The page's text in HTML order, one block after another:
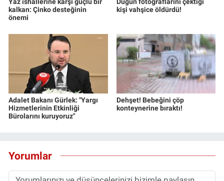
kalkan: Çinko desteğinin
önemi
kişi vahşice öldürdü!
Adalet Bakanı Gürlek: "Yargı
Hizmetlerinin Etkinliği
Bürolarını kuruyoruz"
Dehşet! Bebeğini çöp
konteynerine bıraktı!
Yorumlar